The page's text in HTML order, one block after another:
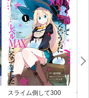
スライム倒して300
信